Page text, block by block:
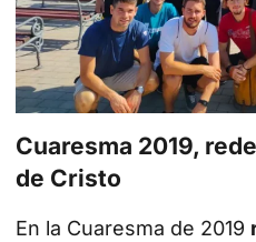
Cuaresma 2019,
de Cristo
En la Cuaresma de 2019